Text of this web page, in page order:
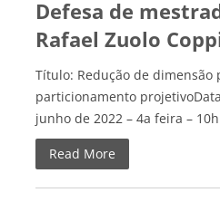
Defesa de
Rafael Zuolo
Título: Redução de dimensão
particionamento
junho de 2022 – 4a feira –
Read More